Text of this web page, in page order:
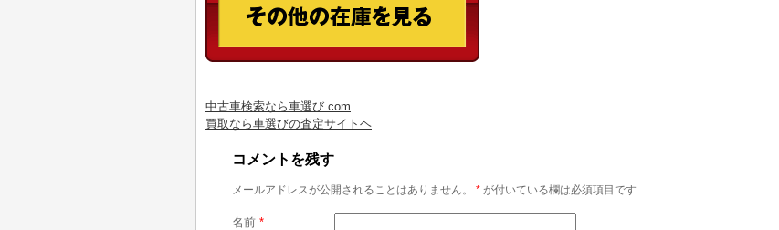
中古車検索なら車選び.com
買取なら車選びの査定サイトヘ
コメントを残す
メールアドレスが公開されることはありません。 * が付いている欄は必須項目です
名前 *